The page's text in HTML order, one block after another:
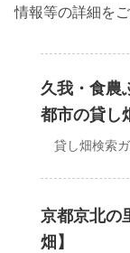
情報等の詳細を
久我・食農
都市の貸し
貸し畑検索
京都京北の
畑】